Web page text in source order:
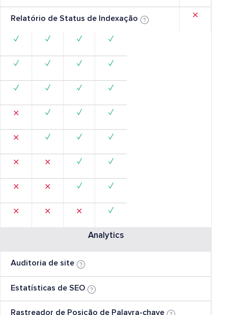
Relatório de Status de Indexação ✕
✓
✓
✓
✕
✕
✕
✕
✕
✓
✓
✓
✓
✓
✕
✕
✕
✓
✓
✓
✓
✓
✓
✓
✕
✓
✓
✓
✓
✓
✓
✓
✓
Analytics
Auditoria de site
Estatísticas de SEO
Rastreador de Posição de Palavra-chave